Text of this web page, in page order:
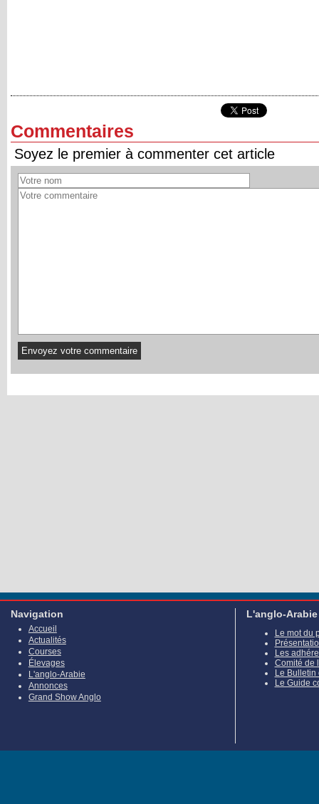
Commentaires
Soyez le premier à commenter cet article
Navigation
Accueil
Actualités
Courses
Élevages
L'anglo-Arabie
Annonces
Grand Show Anglo
L'anglo-Arabie
Le mot du
Les
Comité de
Le Bulletin
Le Guide